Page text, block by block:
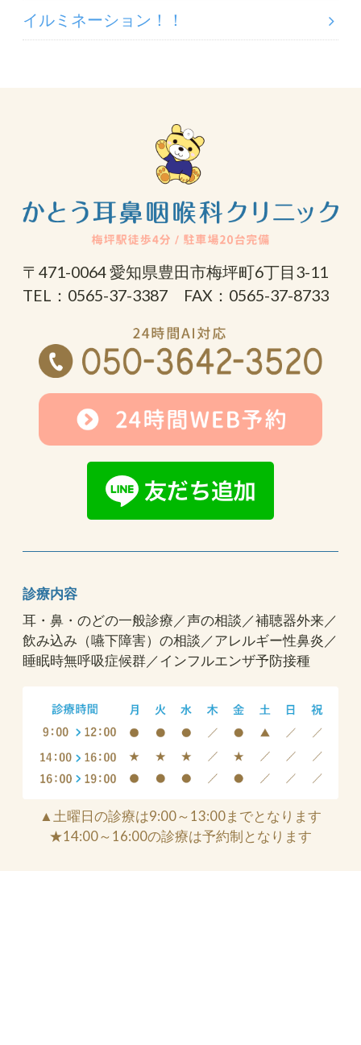
イルミネーション！！
〒471-0064 愛知県豊田市梅坪町6丁目3-11
TEL：0565-37-3387 FAX：0565-37-8733
診療内容
耳・鼻・のどの一般診療／声の相談／補聴器外来／
飲み込み（嚥下障害）の相談／アレルギー性鼻炎／
睡眠時無呼吸症候群／インフルエンザ予防接種
▲土曜日の診療は9:00～13:00までとなります
★14:00～16:00の診療は予約制となります